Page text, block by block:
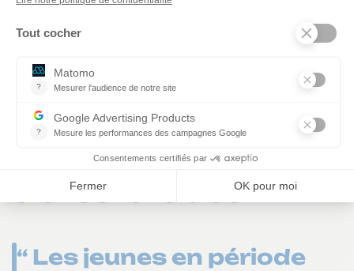
Une dérogation
possible permettant
l’usage de machines
ou de produits en
entreprise par des
élèves lors des PFMP
“ Les jeunes en période